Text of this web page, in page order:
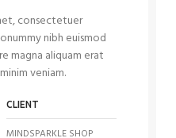
consectetuer
nibh euismod
magna aliquam erat
veniam.
CLIENT
MINDSPARKLE SHOP